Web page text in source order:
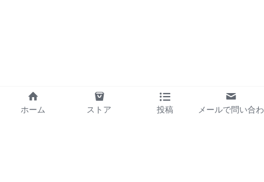
ホーム ストア 投稿
メールで問い合わ